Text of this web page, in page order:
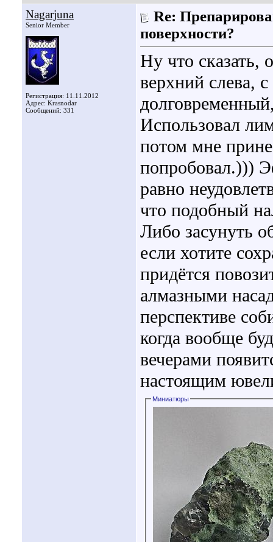
Nagarjuna
Senior Member
Регистрация: 11.11.2012
Адрес: Krasnodar
Сообщений: 331
Re:
поверхности?
Ну что сказать,
верхний слева,
Использовал
потом мне
попробовал.)))
равно
что подобный
Либо засунуть
если хотите
придётся
алмазными
перспективе
когда вообще
вечерами
настоящим
Миниатюры